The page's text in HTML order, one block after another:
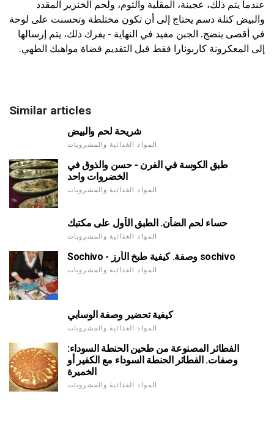
عندما يتم ذلك، عجينة، المقلية والثوم، ولحم الخنزير المقدد
والبيض كتلة دسم يحتاج إلى أن تكون مختلطة وتحسنت على لوحة
في أقصى ينضج. الجبن مفيد في النهاية - يفرك ذلك، يتم إرسالها
إلى المعكرونة كاربونارا فقط قبل التقديم قضاة مواهبك الطهي.
Similar articles
شريحة لحم والبيض
المواد الغذائية والمشروبات
طبق الكوسة في الفرن - حسن والذوق في
الخضروات واحد
المواد الغذائية والمشروبات
حساء لحم الضأن. الطبق الأول على مكتبك
المواد الغذائية والمشروبات
Sochivo - وصفة. كيفية طبخ الأرز sochivo
المواد الغذائية والمشروبات
كيفية تحضير وصفة الوسابي
المواد الغذائية والمشروبات
الفطائر المصنوعة من طحين الحنطة السوداء:
وصفات. الفطائر الحنطة السوداء مع الكفير أو
الخميرة
المواد الغذائية والمشروبات